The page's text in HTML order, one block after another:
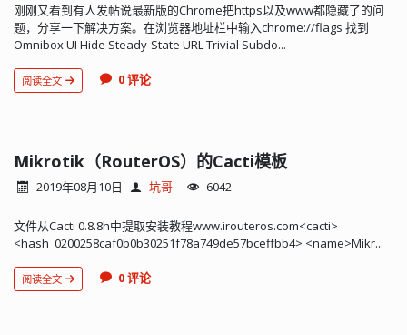
刚刚又看到有人发帖说最新版的Chrome把https以及www都隐藏了的问
题，分享一下解决方案。在浏览器地址栏中输入chrome://flags 找到
Omnibox UI Hide Steady-State URL Trivial Subdo...
阅读全文 0 评论
Mikrotik（RouterOS）的Cacti模板
2019年08月10日 坑哥 6042
文件从Cacti 0.8.8h中提取安装教程www.irouteros.com<cacti>
<hash_0200258caf0b0b30251f78a749de57bceffbb4> <name>Mikr...
阅读全文 0 评论